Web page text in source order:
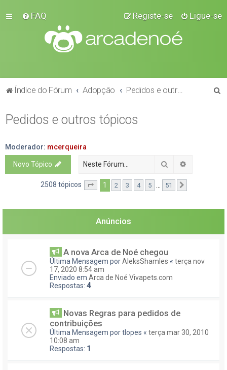
FAQ Ligue-se
Registe-se
Índice do Fórum Adopção Pedidos e outros tópicos
Pedidos e outros tópicos
Moderador: mcerqueira
Novo Tópico Pesquisar
2508 tópicos Página1 de
1 2 3 4 5 51
Anúncios
A nova Arca de Noé chegou
Última Mensagem porAleksShamles « terça nov
17, 2020 8:54 am
Enviado em Arca de Noé Vivapets.com
Respostas: 4
Novas Regras para pedidos de
contribuições
Última Mensagem portlopes « terça mar 30, 2010
10:08 am
Respostas: 1